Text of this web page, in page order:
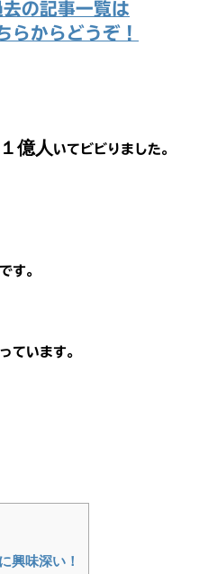
去の記事一覧は
らからどうぞ！
１億人 いてビビりました。
す。
ています。
興味深い！